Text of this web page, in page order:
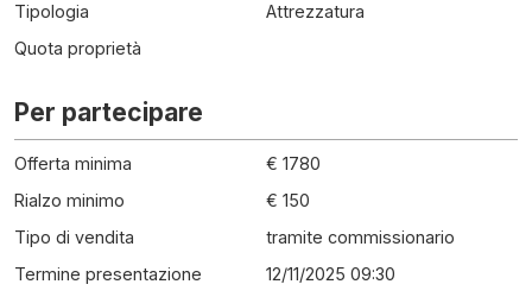
Tipologia
Attrezzatura
Quota proprietà
Per partecipare
Offerta minima
€ 1780
Rialzo minimo
€ 150
Tipo di vendita
tramite commissionario
Termine presentazione
12/11/2025 09:30